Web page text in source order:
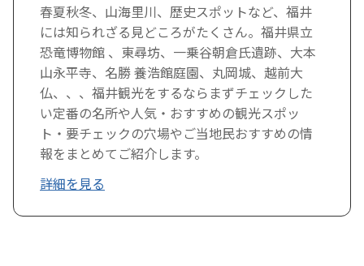
春夏秋冬、山海里川、歴史スポットなど、福井
には知られざる見どころがたくさん。福井県立
恐竜博物館 、東尋坊、一乗谷朝倉氏遺跡、大本
山永平寺、名勝 養浩館庭園、丸岡城、越前大
仏、、、福井観光をするならまずチェックした
い定番の名所や人気・おすすめの観光スポッ
ト・要チェックの穴場やご当地民おすすめの情
報をまとめてご紹介します。
詳細を見る